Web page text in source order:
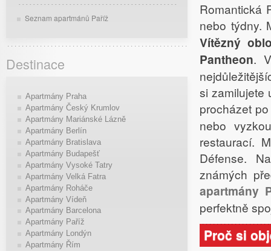
Romantická
nebo týdny.
Vítězný
Pantheon.
si zamilujete
procházet
nebo
restaurací.
Défense.
známých
apartmány
perfektně
Proč si
Seznam apartmánů Paříž
Destinace
Apartmány Praha
Apartmány Český Krumlov
Apartmány Mariánské Lázně
Apartmány Berlín
Apartmány Bratislava
Apartmány Budapešť
Apartmány Vysoké Tatry
Apartmány Velká Fatra
Apartmány Roháče
Apartmány Vídeň
Apartmány Barcelona
Apartmány Paříž
Apartmány Londýn
Apartmány Řím